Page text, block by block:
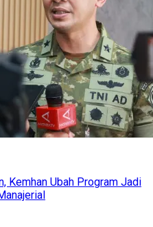
Kemhan Ubah Program Jadi